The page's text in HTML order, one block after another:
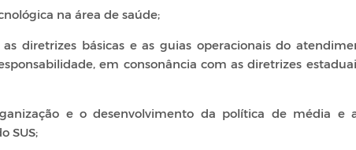
na área de saúde;
diretrizes básicas e as guias operacionais do
em consonância com as diretrizes
e o desenvolvimento da política de média e
SUS;